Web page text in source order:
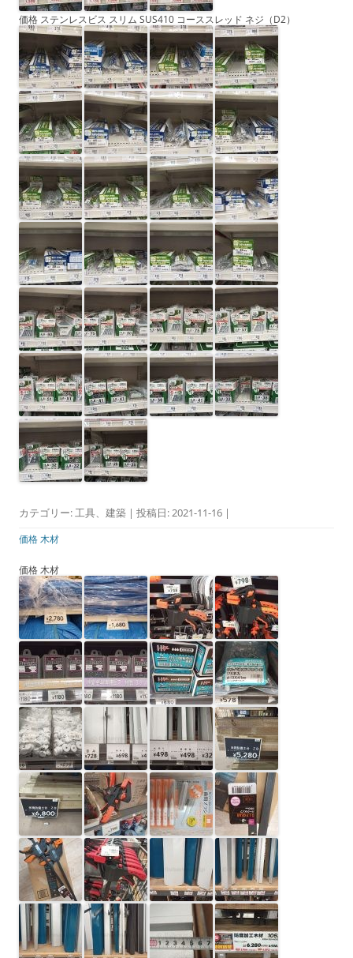
価格 ステンレスビス スリム SUS410 コーススレッド ネジ（D2）
カテゴリー:工具、 建築 | 投稿日:2021-11-16 |
価格 木材
価格 木材